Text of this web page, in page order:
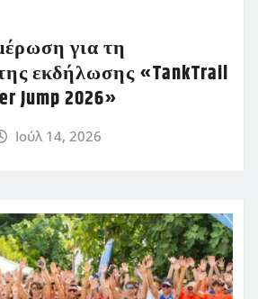
για τη
εκδήλωσης «TankTrail
Jump 2026»
Ιούλ 14, 2026